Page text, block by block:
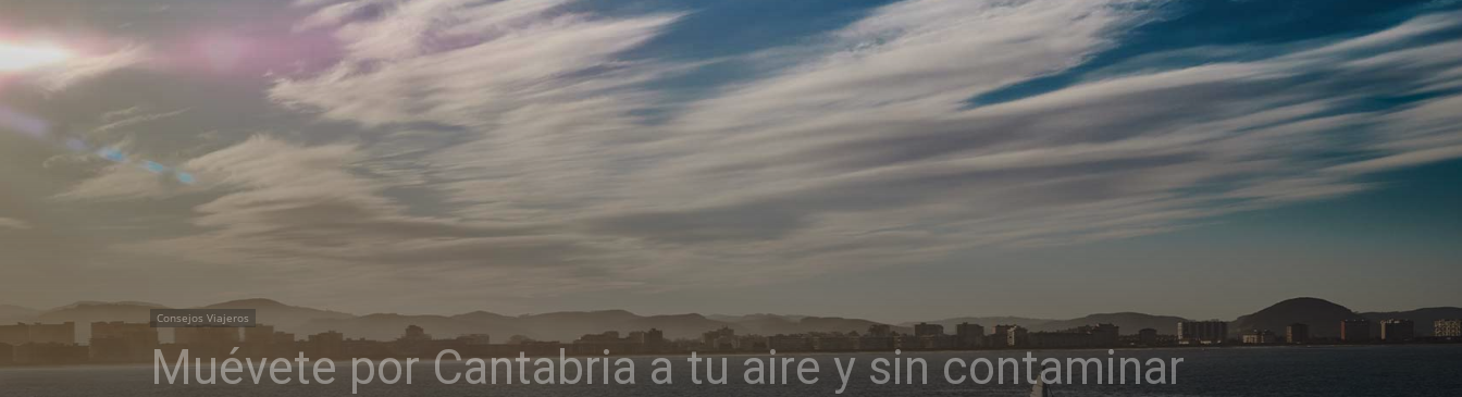
Consejos Viajeros
Muévete por Cantabria a tu aire y sin contaminar